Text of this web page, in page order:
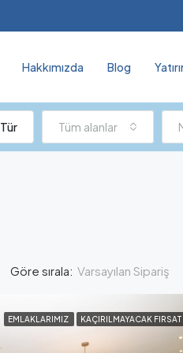
Hakkımızda Blog
Tür Tüm alanlar
Göre sırala: Varsayılan Sipariş
EMLAKLARIMIZ KAÇIRILMAYACAK FIRSAT